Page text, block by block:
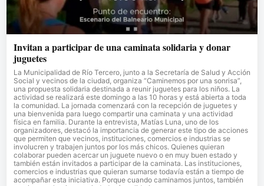
Invitan a participar de una caminata solidaria y donar
juguetes
La Municipalidad de Río Tercero, junto a la Secretaría de Salud y Acción
Social y vecinos de la ciudad, organiza “Caminemos por una sonrisa”,
una propuesta solidaria destinada a reunir juguetes para los niños. La
actividad se realizará este domingo a las 10 horas y está abierta a toda
la comunidad. La jornada comenzará con la recepción de juguetes y
una bienvenida para luego compartir una caminata y una actividad
física en familia. Durante la entrevista, Matías Luna, uno de los
organizadores, destacó la importancia de generar este tipo de acciones
que permiten que vecinos, instituciones, comercios e industrias se
involucren y trabajen juntos por los más chicos. Quienes quieran
colaborar pueden acercar un juguete nuevo o en muy buen estado y
también están invitados a participar de la caminata. Las instituciones,
comercios e industrias que quieran sumarse todavía están a tiempo de
acompañar esta iniciativa. Porque cuando caminamos juntos, también